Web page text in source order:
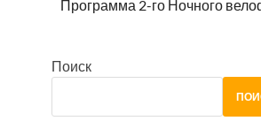
Программа 2-го Ночного
Поиск